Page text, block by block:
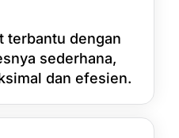
terbantu dengan
sederhana,
dan efesien.